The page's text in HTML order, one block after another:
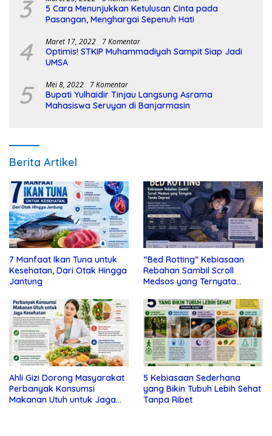
3
5 Cara Menunjukkan Ketulusan Cinta pada
Pasangan, Menghargai Sepenuh Hati
4 Maret 17, 2022 7 Komentar
Optimis! STKIP Muhammadiyah Sampit Siap Jadi
UMSA
5 Mei 8, 2022 7 Komentar
Bupati Yulhaidir Tinjau Langsung Asrama
Mahasiswa Seruyan di Banjarmasin
Berita Artikel
7 Manfaat Ikan Tuna untuk
Kesehatan, Dari Otak Hingga
Jantung
“Bed Rotting” Kebiasaan
Rebahan Sambil Scroll
Medsos yang Ternyata
Ahli Gizi Dorong Masyarakat
Perbanyak Konsumsi
Makanan Utuh untuk Jaga
5 Kebiasaan Sederhana
yang Bikin Tubuh Lebih Sehat
Tanpa Ribet